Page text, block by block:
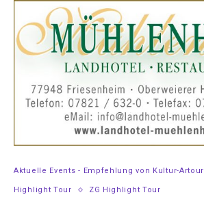
Aktuelle Events - Empfehlung von Kultur-Artour
Highlight Tour ZG Highlight Tour